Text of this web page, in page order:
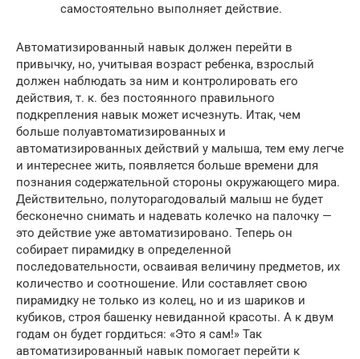
самостоятельно выполняет действие.
Автоматизированный навык должен перейти в
привычку, но, учитывая возраст ребенка, взрослый
должен наблюдать за ним и контролировать его
действия, т. к. без постоянного правильного
подкрепления навык может исчезнуть. Итак, чем
больше полуавтоматизированных и
автоматизированных действий у малыша, тем ему легче
и интереснее жить, появляется больше времени для
познания содержательной стороны окружающего мира.
Действительно, полуторагодовалый малыш не будет
бесконечно снимать и надевать колечко на палочку —
это действие уже автоматизировано. Теперь он
собирает пирамидку в определенной
последовательности, осваивая величину предметов, их
количество и соотношение. Или составляет свою
пирамидку не только из колец, но и из шариков и
кубиков, строя башенку невиданной красоты. А к двум
годам он будет гордиться: «Это я сам!» Так
автоматизированный навык помогает перейти к